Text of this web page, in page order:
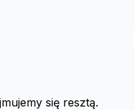
się resztą.